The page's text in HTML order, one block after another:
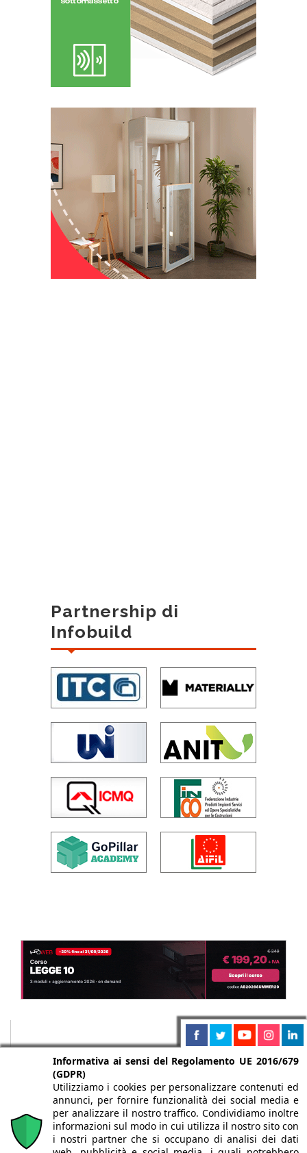
Partnership di
Infobuild
Informativa ai sensi del Regolamento UE 2016/679
(GDPR)
Utilizziamo i cookies per personalizzare contenuti ed
annunci, per fornire funzionalità dei social media e
per analizzare il nostro traffico. Condividiamo inoltre
informazioni sul modo in cui utilizza il nostro sito con
i nostri partner che si occupano di analisi dei dati